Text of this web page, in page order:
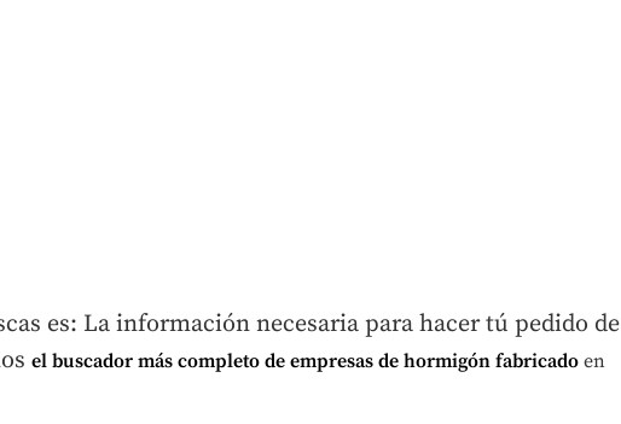
es: La información necesaria para hacer tú pedido de
el buscador más completo de empresas de hormigón fabricado en